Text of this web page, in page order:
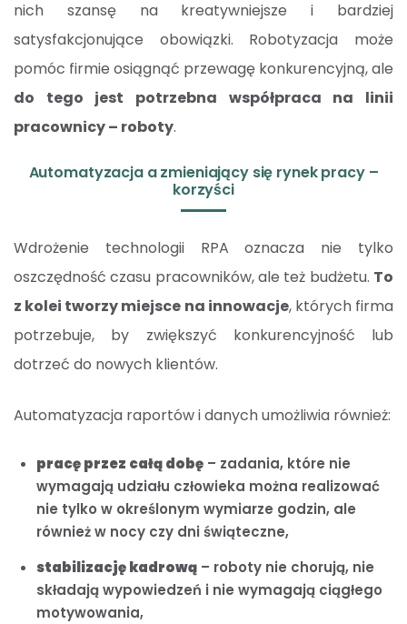
nich szansę na kreatywniejsze i bardziej
satysfakcjonujące obowiązki. Robotyzacja może
pomóc firmie osiągnąć przewagę konkurencyjną, ale
do tego jest potrzebna współpraca na linii
pracownicy – roboty.
Automatyzacja a zmieniający się rynek pracy –
korzyści
Wdrożenie technologii RPA oznacza nie tylko
oszczędność czasu pracowników, ale też budżetu. To
z kolei tworzy miejsce na innowacje, których firma
potrzebuje, by zwiększyć konkurencyjność lub
dotrzeć do nowych klientów.
Automatyzacja raportów i danych umożliwia również:
pracę przez całą dobę – zadania, które nie
wymagają udziału człowieka można realizować
nie tylko w określonym wymiarze godzin, ale
również w nocy czy dni świąteczne,
stabilizację kadrową – roboty nie chorują, nie
składają wypowiedzeń i nie wymagają ciągłego
motywowania,